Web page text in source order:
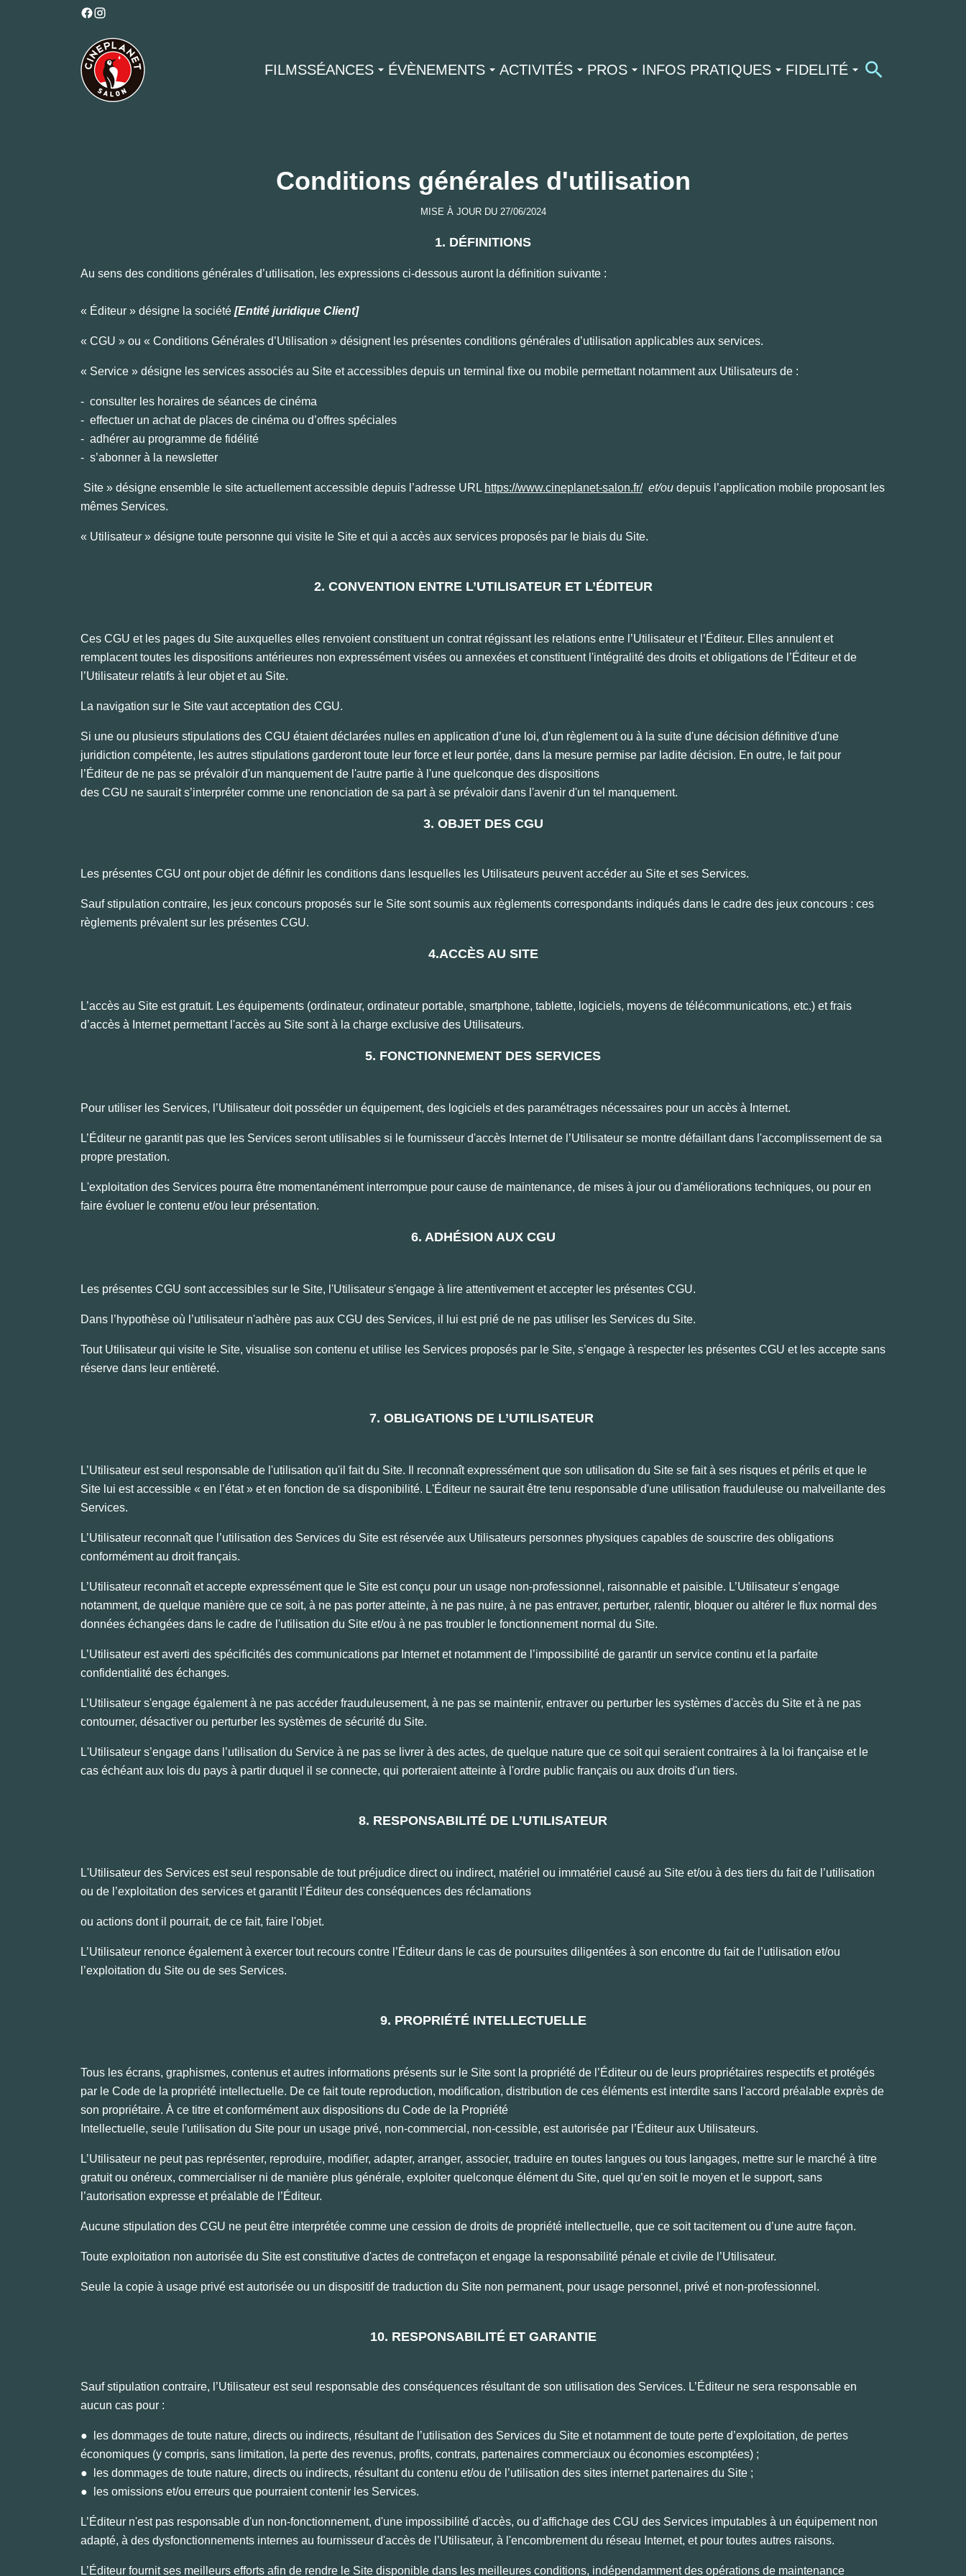
FILMSSÉANCES ÉVÈNEMENTS ACTIVITÉS PROS INFOS PRATIQUES FIDELITÉ
Conditions générales d'utilisation
MISE À JOUR DU 27/06/2024
1. DÉFINITIONS
Au sens des conditions générales d’utilisation, les expressions ci-dessous auront la définition suivante :
« Éditeur » désigne la société [Entité juridique Client]
« CGU » ou « Conditions Générales d’Utilisation » désignent les présentes conditions générales d’utilisation applicables aux services.
« Service » désigne les services associés au Site et accessibles depuis un terminal fixe ou mobile permettant notamment aux Utilisateurs de :
- consulter les horaires de séances de cinéma
- effectuer un achat de places de cinéma ou d’offres spéciales
- adhérer au programme de fidélité
- s’abonner à la newsletter
Site » désigne ensemble le site actuellement accessible depuis l’adresse URL https://www.cineplanet-salon.fr/ et/ou depuis l’application mobile proposant les
mêmes Services.
« Utilisateur » désigne toute personne qui visite le Site et qui a accès aux services proposés par le biais du Site.
2. CONVENTION ENTRE L’UTILISATEUR ET L’ÉDITEUR
Ces CGU et les pages du Site auxquelles elles renvoient constituent un contrat régissant les relations entre l’Utilisateur et l’Éditeur. Elles annulent et
remplacent toutes les dispositions antérieures non expressément visées ou annexées et constituent l'intégralité des droits et obligations de l’Éditeur et de
l’Utilisateur relatifs à leur objet et au Site.
La navigation sur le Site vaut acceptation des CGU.
Si une ou plusieurs stipulations des CGU étaient déclarées nulles en application d’une loi, d'un règlement ou à la suite d'une décision définitive d'une
juridiction compétente, les autres stipulations garderont toute leur force et leur portée, dans la mesure permise par ladite décision. En outre, le fait pour
l’Éditeur de ne pas se prévaloir d'un manquement de l'autre partie à l'une quelconque des dispositions
des CGU ne saurait s’interpréter comme une renonciation de sa part à se prévaloir dans l'avenir d'un tel manquement.
3. OBJET DES CGU
Les présentes CGU ont pour objet de définir les conditions dans lesquelles les Utilisateurs peuvent accéder au Site et ses Services.
Sauf stipulation contraire, les jeux concours proposés sur le Site sont soumis aux règlements correspondants indiqués dans le cadre des jeux concours : ces
règlements prévalent sur les présentes CGU.
4.ACCÈS AU SITE
L’accès au Site est gratuit. Les équipements (ordinateur, ordinateur portable, smartphone, tablette, logiciels, moyens de télécommunications, etc.) et frais
d’accès à Internet permettant l'accès au Site sont à la charge exclusive des Utilisateurs.
5. FONCTIONNEMENT DES SERVICES
Pour utiliser les Services, l’Utilisateur doit posséder un équipement, des logiciels et des paramétrages nécessaires pour un accès à Internet.
L’Éditeur ne garantit pas que les Services seront utilisables si le fournisseur d'accès Internet de l’Utilisateur se montre défaillant dans l'accomplissement de sa
propre prestation.
L'exploitation des Services pourra être momentanément interrompue pour cause de maintenance, de mises à jour ou d'améliorations techniques, ou pour en
faire évoluer le contenu et/ou leur présentation.
6. ADHÉSION AUX CGU
Les présentes CGU sont accessibles sur le Site, l'Utilisateur s'engage à lire attentivement et accepter les présentes CGU.
Dans l’hypothèse où l’utilisateur n'adhère pas aux CGU des Services, il lui est prié de ne pas utiliser les Services du Site.
Tout Utilisateur qui visite le Site, visualise son contenu et utilise les Services proposés par le Site, s’engage à respecter les présentes CGU et les accepte sans
réserve dans leur entièreté.
7. OBLIGATIONS DE L’UTILISATEUR
L’Utilisateur est seul responsable de l'utilisation qu'il fait du Site. Il reconnaît expressément que son utilisation du Site se fait à ses risques et périls et que le
Site lui est accessible « en l’état » et en fonction de sa disponibilité. L'Éditeur ne saurait être tenu responsable d'une utilisation frauduleuse ou malveillante des
Services.
L’Utilisateur reconnaît que l’utilisation des Services du Site est réservée aux Utilisateurs personnes physiques capables de souscrire des obligations
conformément au droit français.
L’Utilisateur reconnaît et accepte expressément que le Site est conçu pour un usage non-professionnel, raisonnable et paisible. L’Utilisateur s’engage
notamment, de quelque manière que ce soit, à ne pas porter atteinte, à ne pas nuire, à ne pas entraver, perturber, ralentir, bloquer ou altérer le flux normal des
données échangées dans le cadre de l'utilisation du Site et/ou à ne pas troubler le fonctionnement normal du Site.
L’Utilisateur est averti des spécificités des communications par Internet et notamment de l’impossibilité de garantir un service continu et la parfaite
confidentialité des échanges.
L’Utilisateur s'engage également à ne pas accéder frauduleusement, à ne pas se maintenir, entraver ou perturber les systèmes d'accès du Site et à ne pas
contourner, désactiver ou perturber les systèmes de sécurité du Site.
L'Utilisateur s’engage dans l’utilisation du Service à ne pas se livrer à des actes, de quelque nature que ce soit qui seraient contraires à la loi française et le
cas échéant aux lois du pays à partir duquel il se connecte, qui porteraient atteinte à l'ordre public français ou aux droits d'un tiers.
8. RESPONSABILITÉ DE L’UTILISATEUR
L'Utilisateur des Services est seul responsable de tout préjudice direct ou indirect, matériel ou immatériel causé au Site et/ou à des tiers du fait de l’utilisation
ou de l’exploitation des services et garantit l’Éditeur des conséquences des réclamations
ou actions dont il pourrait, de ce fait, faire l'objet.
L’Utilisateur renonce également à exercer tout recours contre l’Éditeur dans le cas de poursuites diligentées à son encontre du fait de l’utilisation et/ou
l’exploitation du Site ou de ses Services.
9. PROPRIÉTÉ INTELLECTUELLE
Tous les écrans, graphismes, contenus et autres informations présents sur le Site sont la propriété de l’Éditeur ou de leurs propriétaires respectifs et protégés
par le Code de la propriété intellectuelle. De ce fait toute reproduction, modification, distribution de ces éléments est interdite sans l'accord préalable exprès de
son propriétaire. À ce titre et conformément aux dispositions du Code de la Propriété
Intellectuelle, seule l'utilisation du Site pour un usage privé, non-commercial, non-cessible, est autorisée par l’Éditeur aux Utilisateurs.
L’Utilisateur ne peut pas représenter, reproduire, modifier, adapter, arranger, associer, traduire en toutes langues ou tous langages, mettre sur le marché à titre
gratuit ou onéreux, commercialiser ni de manière plus générale, exploiter quelconque élément du Site, quel qu’en soit le moyen et le support, sans
l’autorisation expresse et préalable de l’Éditeur.
Aucune stipulation des CGU ne peut être interprétée comme une cession de droits de propriété intellectuelle, que ce soit tacitement ou d’une autre façon.
Toute exploitation non autorisée du Site est constitutive d'actes de contrefaçon et engage la responsabilité pénale et civile de l’Utilisateur.
Seule la copie à usage privé est autorisée ou un dispositif de traduction du Site non permanent, pour usage personnel, privé et non-professionnel.
10. RESPONSABILITÉ ET GARANTIE
Sauf stipulation contraire, l’Utilisateur est seul responsable des conséquences résultant de son utilisation des Services. L’Éditeur ne sera responsable en
aucun cas pour :
● les dommages de toute nature, directs ou indirects, résultant de l’utilisation des Services du Site et notamment de toute perte d’exploitation, de pertes
économiques (y compris, sans limitation, la perte des revenus, profits, contrats, partenaires commerciaux ou économies escomptées) ;
● les dommages de toute nature, directs ou indirects, résultant du contenu et/ou de l’utilisation des sites internet partenaires du Site ;
● les omissions et/ou erreurs que pourraient contenir les Services.
L’Éditeur n'est pas responsable d'un non-fonctionnement, d'une impossibilité d'accès, ou d’affichage des CGU des Services imputables à un équipement non
adapté, à des dysfonctionnements internes au fournisseur d'accès de l’Utilisateur, à l'encombrement du réseau Internet, et pour toutes autres raisons.
L’Éditeur fournit ses meilleurs efforts afin de rendre le Site disponible dans les meilleures conditions, indépendamment des opérations de maintenance